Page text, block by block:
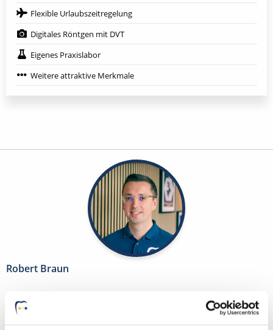
Flexible Urlaubszeitregelung
Digitales Röntgen mit DVT
Eigenes Praxislabor
Weitere attraktive Merkmale
Robert Braun
Kontaktieren Sie mich gerne bei Fragen zum